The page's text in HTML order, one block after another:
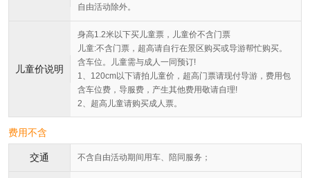
自由活动除外。
儿童价说明
身高1.2米以下买儿童票，儿童价不含门票
儿童:不含门票，超高请自行在景区购买或导游帮忙购买。
含车位。儿童需与成人一同预订!
1、120cm以下请拍儿童价，超高门票请现付导游，费用包
含车位费，导服费，产生其他费用敬请自理!
2、超高儿童请购买成人票。
费用不含
交通 不含自由活动期间用车、陪同服务；